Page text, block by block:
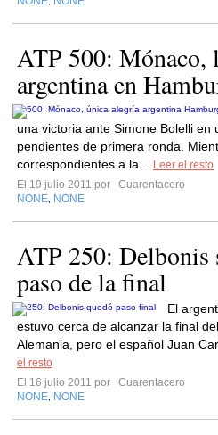
ATP 500: Mónaco,
argentina en
una victoria ante Simone Bolelli en
pendientes de primera ronda.
correspondientes a la...
Leer el resto
El 19 julio 2011 por
Cuarentacero
NONE NONE
ATP 250: Delbonis
paso de la final
El
estuvo cerca de alcanzar la final
Alemania, pero el español Juan
el resto
El 16 julio 2011 por
Cuarentacero
NONE NONE